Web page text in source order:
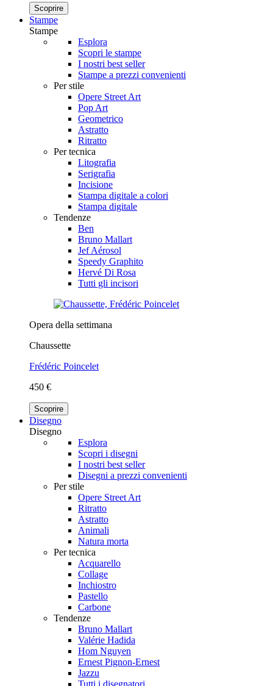
Scoprire
Stampe
Stampe
Esplora
Scopri le stampe
I nostri best seller
Stampe a prezzi convenienti
Per stile
Opere Street Art
Pop Art
Geometrico
Astratto
Ritratto
Per tecnica
Litografia
Serigrafia
Incisione
Stampa digitale a colori
Stampa digitale
Tendenze
Ben
Bruno Mallart
Jef Aérosol
Speedy Graphito
Hervé Di Rosa
Tutti gli incisori
Opera della settimana
Chaussette
Frédéric Poincelet
450 €
Scoprire
Disegno
Disegno
Esplora
Scopri i disegni
I nostri best seller
Disegni a prezzi convenienti
Per stile
Opere Street Art
Ritratto
Astratto
Animali
Natura morta
Per tecnica
Acquarello
Collage
Inchiostro
Pastello
Carbone
Tendenze
Bruno Mallart
Valérie Hadida
Hom Nguyen
Ernest Pignon-Ernest
Jazzu
Tutti i disegnatori